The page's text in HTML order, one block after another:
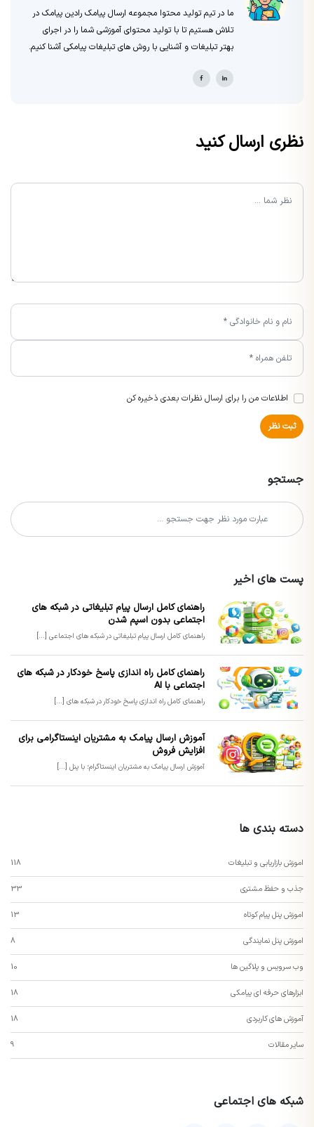
ما در تیم تولید محتوا مجموعه ارسال پیامک رادین پیامک در
تلاش هستیم تا با تولید محتوای آموزشی شما را در اجرای
بهتر تبلیغات و آشنایی با روش های تبلیغات پیامکی آشنا کنیم.
نظری ارسال کنید
اطلاعات من را برای ارسال نظرات بعدی ذخیره کن
ثبت نظر
جستجو
پست های اخیر
راهنمای کامل ارسال پیام تبلیغاتی در شبکه های
اجتماعی بدون اسپم شدن
راهنمای کامل ارسال پیام تبلیغاتی در شبکه های اجتماعی [...]
راهنمای کامل راه اندازی پاسخ خودکار در شبکه های
اجتماعی با AI
راهنمای کامل راه اندازی پاسخ خودکار در شبکه های [...]
آموزش ارسال پیامک به مشتریان اینستاگرامی برای
افزایش فروش
آموزش ارسال پیامک به مشتریان اینستاگرام؛ با پنل [...]
دسته بندی ها
اموزش بازاریابی و تبلیغات 118
جذب و حفظ مشتری 33
اموزش پنل پیام کوتاه 13
اموزش پنل نمایندگی 8
وب سرویس و پلاگین ها 10
ابزارهای حرفه ای پیامکی 18
آموزش های کاربردی 18
سایر مقالات 9
شبکه های اجتماعی